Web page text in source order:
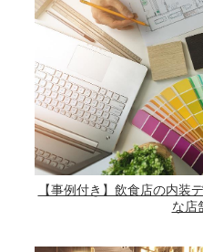
【事例付き】飲食店の内装
な店